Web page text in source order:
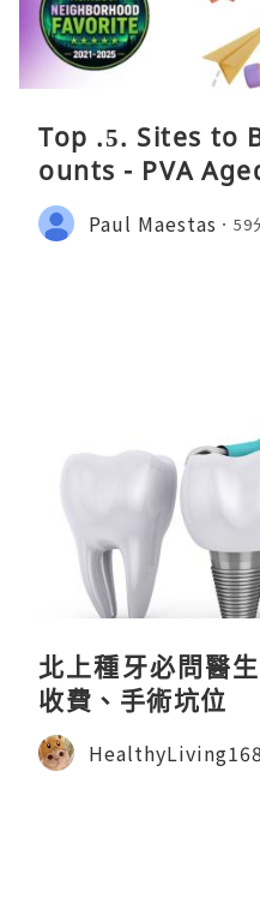
Top .5. Sites to
ounts - PVA
Paul Maestas 59
北上種牙必問醫
收費、手術坑位
HealthyLiving168